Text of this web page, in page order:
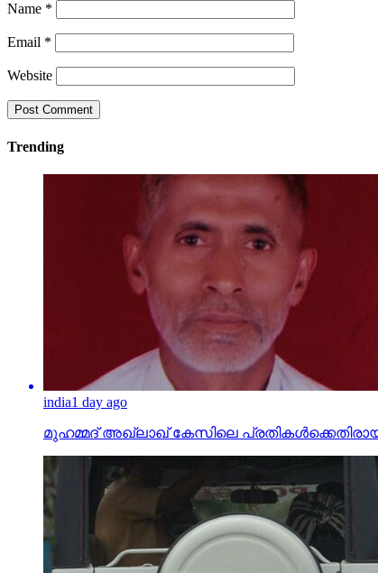
Name *
Email *
Website
Trending
india1 day ago
മുഹമ്മദ് അഖ്‌ലാഖ് കേസിലെ പ്രതികള്‍ക്കെതിരായ